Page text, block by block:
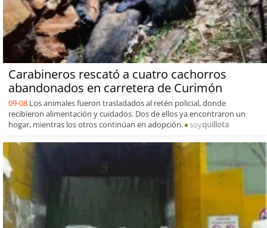
Carabineros rescató a cuatro cachorros
abandonados en carretera de Curimón
09-08 Los animales fueron trasladados al retén policial, donde
recibieron alimentación y cuidados. Dos de ellos ya encontraron un
hogar, mientras los otros continúan en adopción.
soyquillota